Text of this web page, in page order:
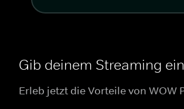
Gib deinem Streaming
Erleb jetzt die Vorteile von WOW